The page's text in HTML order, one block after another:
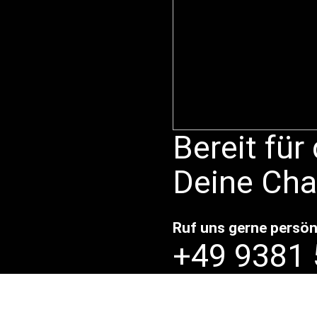
Bereit für
Deine
Ruf uns gerne
+49 9381